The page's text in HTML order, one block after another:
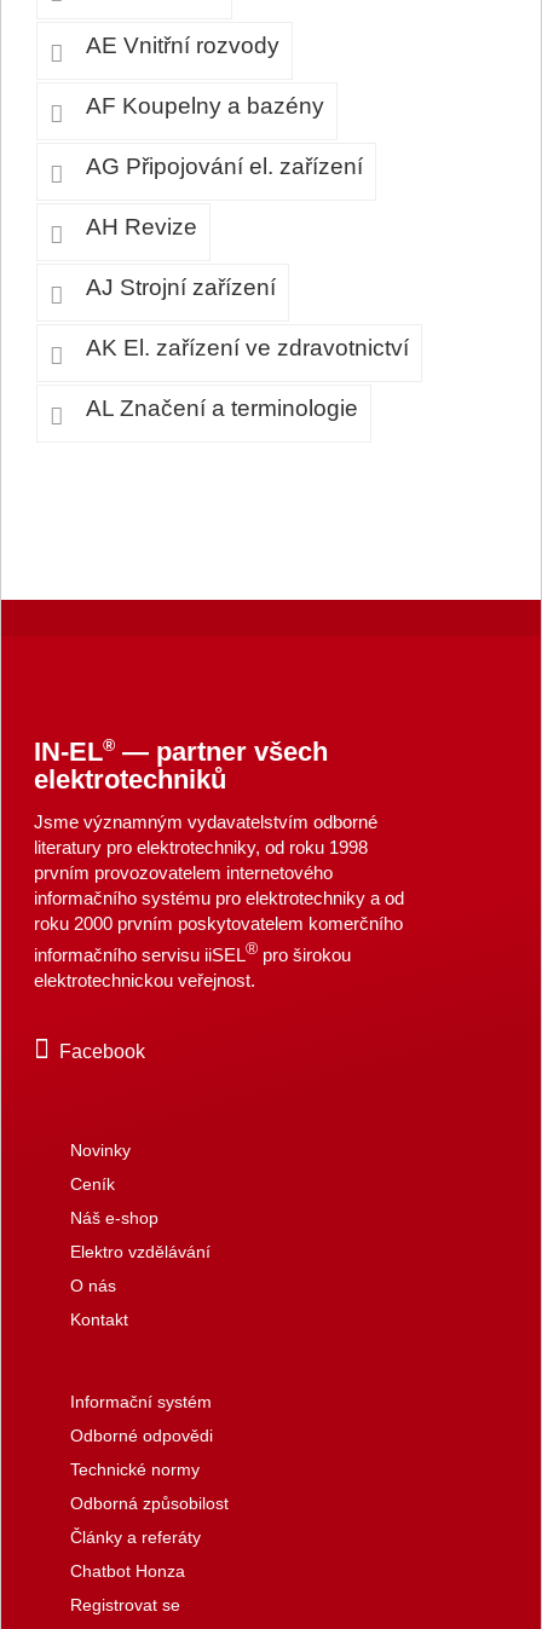
AE Vnitřní rozvody
AF Koupelny a bazény
AG Připojování el. zařízení
AH Revize
AJ Strojní zařízení
AK El. zařízení ve zdravotnictví
AL Značení a terminologie
IN-EL®— partner všech
elektrotechniků
Jsme významným vydavatelstvím odborné
literatury pro elektrotechniky, od roku 1998
prvním provozovatelem internetového
informačního systému pro elektrotechniky a od
roku 2000 prvním poskytovatelem komerčního
informačního servisu iiSEL®pro širokou
elektrotechnickou veřejnost.
Facebook
Novinky
Ceník
Náš e-shop
Elektro vzdělávání
O nás
Kontakt
Informační systém
Odborné odpovědi
Technické normy
Odborná způsobilost
Články a referáty
Chatbot Honza
Registrovat se